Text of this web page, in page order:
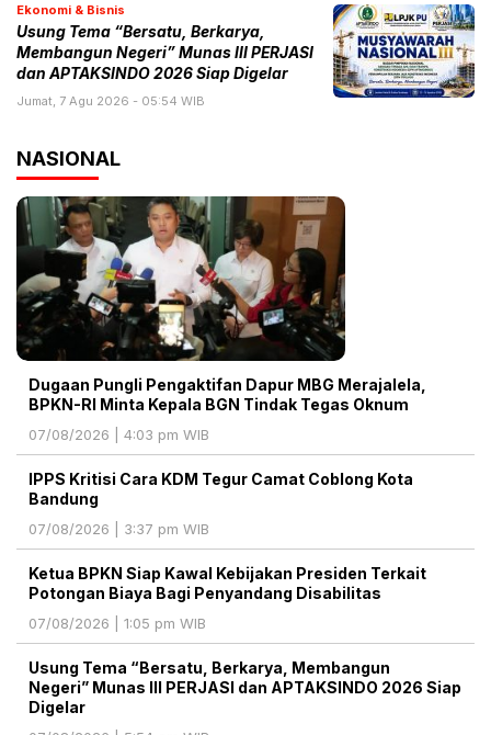
Ekonomi & Bisnis
Usung Tema “Bersatu, Berkarya,
Membangun Negeri” Munas III PERJASI
dan APTAKSINDO 2026 Siap Digelar
Jumat, 7 Agu 2026 - 05:54 WIB
NASIONAL
Dugaan Pungli Pengaktifan Dapur MBG Merajalela,
BPKN-RI Minta Kepala BGN Tindak Tegas Oknum
07/08/2026 | 4:03 pm WIB
IPPS Kritisi Cara KDM Tegur Camat Coblong Kota
Bandung
07/08/2026 | 3:37 pm WIB
Ketua BPKN Siap Kawal Kebijakan Presiden Terkait
Potongan Biaya Bagi Penyandang Disabilitas
07/08/2026 | 1:05 pm WIB
Usung Tema “Bersatu, Berkarya, Membangun
Negeri” Munas III PERJASI dan APTAKSINDO 2026 Siap
Digelar